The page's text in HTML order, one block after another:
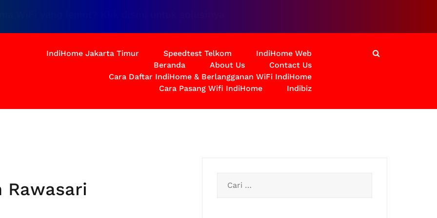
IndiHome Jakarta Timur Speedtest Telkom
IndiHome Web
Beranda
About Us
Contact Us
Cara Daftar IndiHome & Berlangganan WiFi IndiHome
Cara Pasang Wifi IndiHome
Indibiz
Rawasari
untuk: